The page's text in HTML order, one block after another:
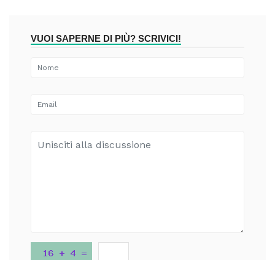
VUOI SAPERNE DI PIÙ? SCRIVICI!